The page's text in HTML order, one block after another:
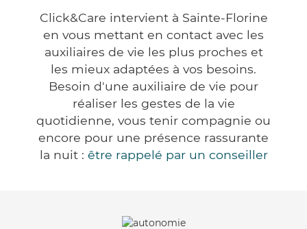
Click&Care intervient à Sainte-Florine
en vous mettant en contact avec les
auxiliaires de vie les plus proches et
les mieux adaptées à vos besoins.
Besoin d'une auxiliaire de vie pour
réaliser les gestes de la vie
quotidienne, vous tenir compagnie ou
encore pour une présence rassurante
la nuit : être rappelé par un conseiller